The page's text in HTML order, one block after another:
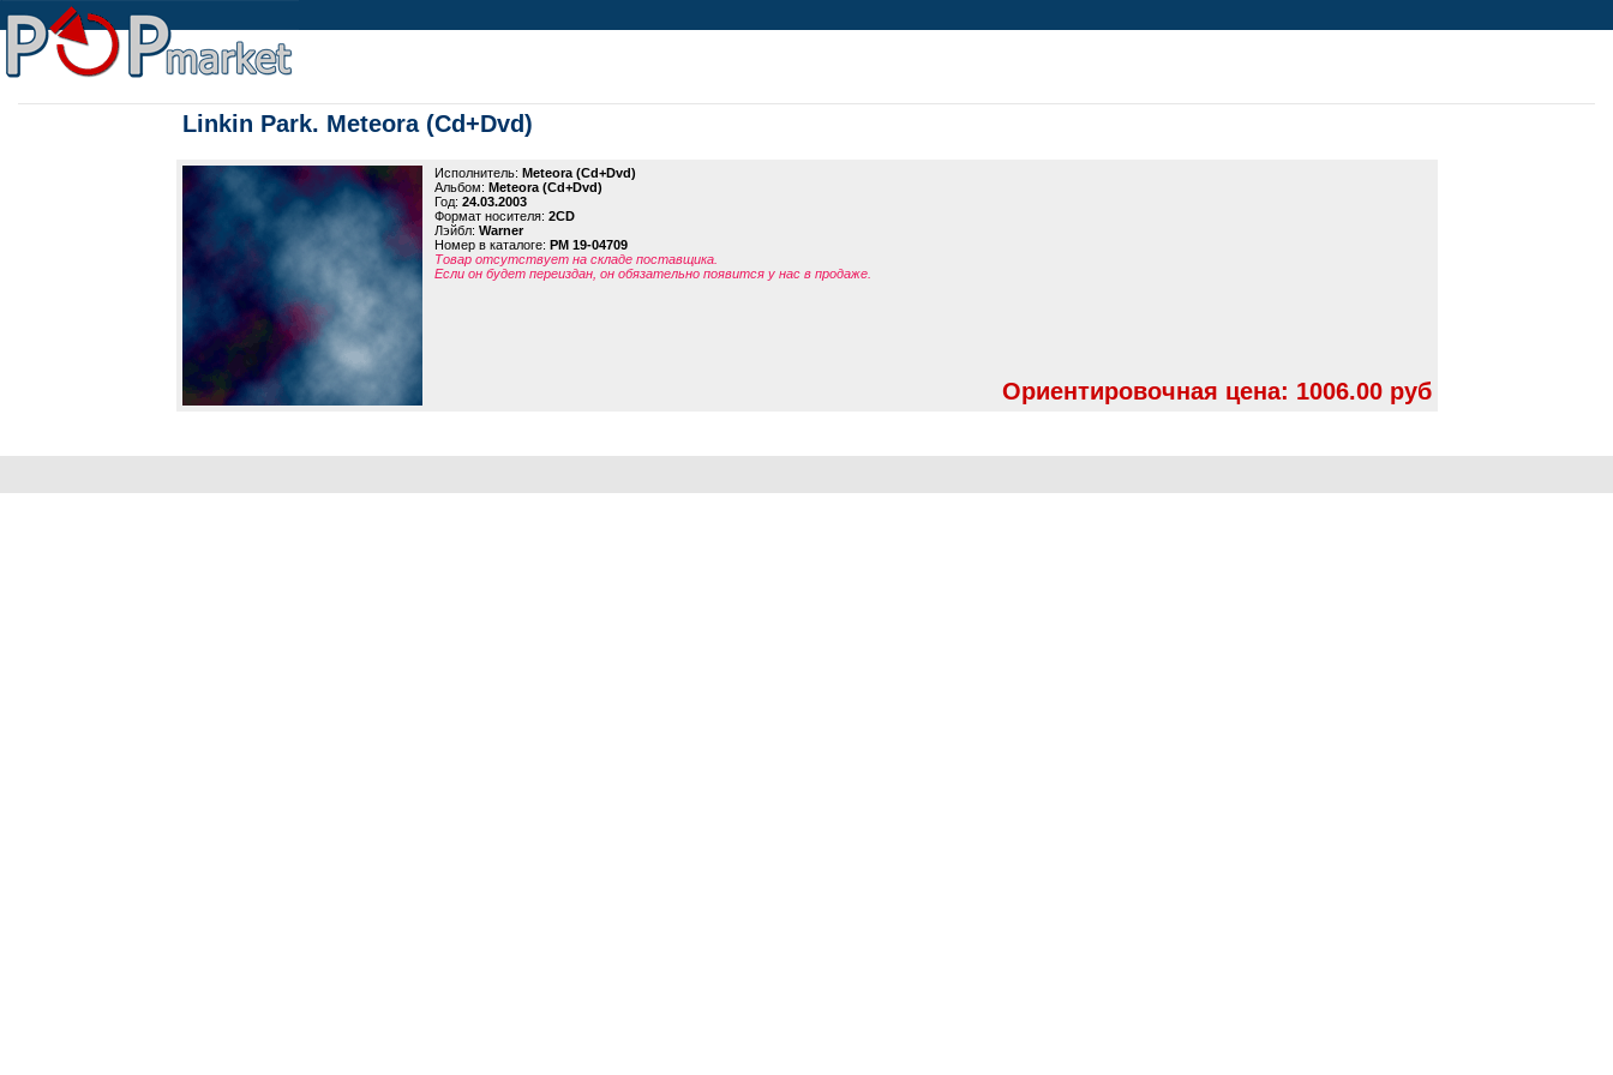
Linkin Park. Meteora (Cd+Dvd)
Исполнитель: Meteora (Cd+Dvd)
Альбом: Meteora (Cd+Dvd)
Год: 24.03.2003
Формат носителя: 2CD
Лэйбл: Warner
Номер в каталоге: PM 19-04709
Товар отсутствует на складе поставщика.
Если он будет переиздан, он обязательно появится у нас в продаже.
Ориентировочная цена: 1006.00 руб